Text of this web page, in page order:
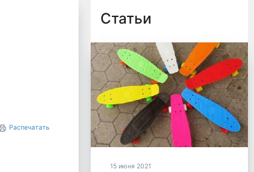
Распечатать
Статьи
15 июня 2021